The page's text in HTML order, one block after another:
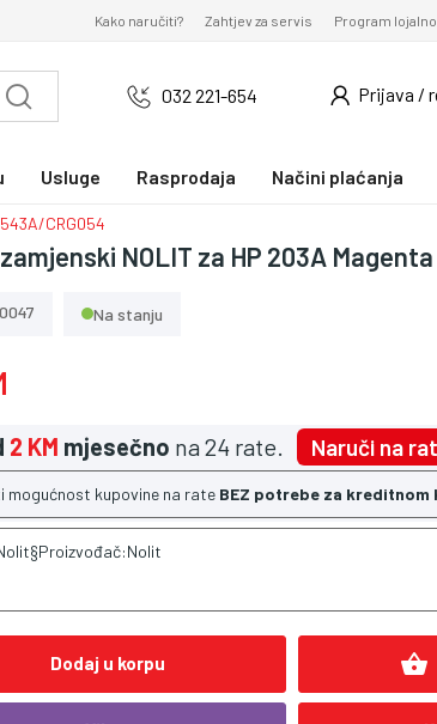
Kako naručiti? Zahtjev za servis Program
032 221-654 Prijava /
Usluge Rasprodaja Načini plaćanja
CRG054
NOLIT za HP 203A
Na stanju
2 KM mjesečno na 24 rate. Naruči na
mogućnost kupovine na rate BEZ potrebe za kreditnom
Dodaj u korpu shopping_basket